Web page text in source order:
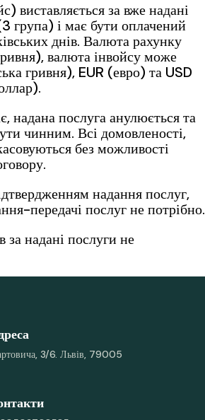
виставляється за вже надані
група) і має бути оплачений
днів. Валюта рахунку
валюта інвойсу може
гривня), EUR (евро) та USD
надана послуга анулюється та
чинним. Всі домовленості,
без можливості
надання послуг,
передачі послуг не потрібно.
за надані послуги не
3/6. Львів, 79005